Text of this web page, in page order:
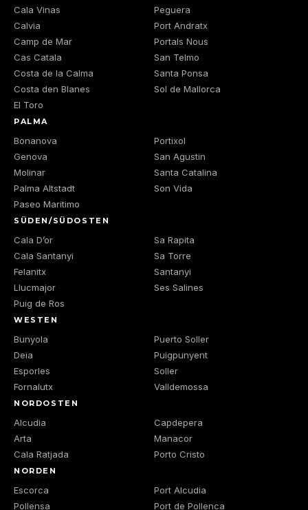
Cala Vinas
Calvia
Camp de Mar
Cas Catala
Costa de la Calma
Costa den Blanes
El Toro
Peguera
Port Andratx
Portals Nous
San Telmo
Santa Ponsa
Sol de Mallorca
PALMA
Bonanova
Genova
Molinar
Palma Altstadt
Paseo Maritimo
Portixol
San Agustin
Santa Catalina
Son Vida
SÜDEN/SÜDOSTEN
Cala D’or
Cala Santanyi
Felanitx
Llucmajor
Puig de Ros
Sa Rapita
Sa Torre
Santanyi
Ses Salines
WESTEN
Bunyola
Deia
Esporles
Fornalutx
Puerto Soller
Puigpunyent
Soller
Valldemossa
NORDOSTEN
Alcudia
Arta
Cala Ratjada
Capdepera
Manacor
Porto Cristo
NORDEN
Escorca
Pollensa
Port Alcudia
Port de Pollenca